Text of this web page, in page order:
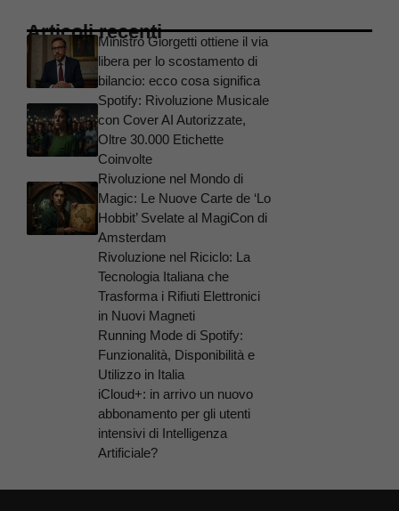
Articoli recentiMinistro Giorgetti ottiene il via
libera per lo scostamento di
bilancio: ecco cosa significa
Spotify: Rivoluzione Musicale
con Cover AI Autorizzate,
Oltre 30.000 Etichette
Coinvolte
Rivoluzione nel Mondo di
Magic: Le Nuove Carte de ‘Lo
Hobbit’ Svelate al MagiCon di
Amsterdam
Rivoluzione nel Riciclo: La
Tecnologia Italiana che
Trasforma i Rifiuti Elettronici
in Nuovi Magneti
Running Mode di Spotify:
Funzionalità, Disponibilità e
Utilizzo in Italia
iCloud+: in arrivo un nuovo
abbonamento per gli utenti
intensivi di Intelligenza
Artificiale?